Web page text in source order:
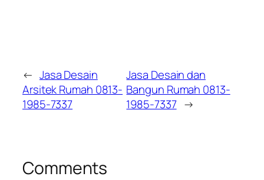
← Jasa Desain
Arsitek Rumah 0813-
1985-7337
Jasa Desain dan
Bangun Rumah 0813-
1985-7337 →
Comments